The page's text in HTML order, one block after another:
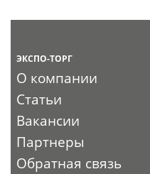
ЭКСПО-ТОРГ
О компании
Статьи
Вакансии
Партнеры
Обратная связь